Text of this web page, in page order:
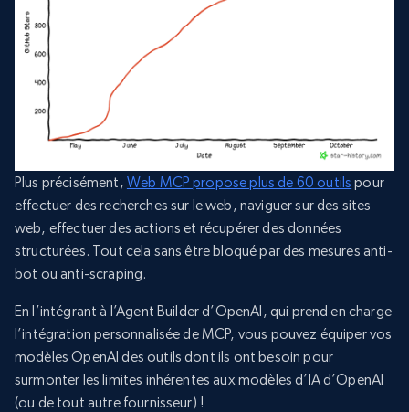
Plus précisément, Web MCP propose plus de 60 outils pour
effectuer des recherches sur le web, naviguer sur des sites
web, effectuer des actions et récupérer des données
structurées. Tout cela sans être bloqué par des mesures anti-
bot ou anti-scraping.
En l’intégrant à l’Agent Builder d’OpenAI, qui prend en charge
l’intégration personnalisée de MCP, vous pouvez équiper vos
modèles OpenAI des outils dont ils ont besoin pour
surmonter les limites inhérentes aux modèles d’IA d’OpenAI
(ou de tout autre fournisseur) !